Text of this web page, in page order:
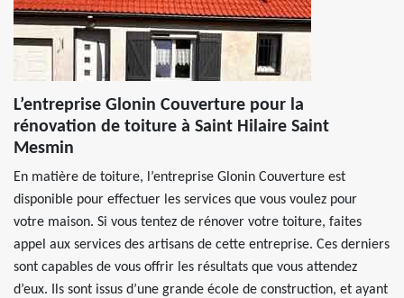
L’entreprise Glonin Couverture pour la
rénovation de toiture à Saint Hilaire Saint
Mesmin
En matière de toiture, l’entreprise Glonin Couverture est
disponible pour effectuer les services que vous voulez pour
votre maison. Si vous tentez de rénover votre toiture, faites
appel aux services des artisans de cette entreprise. Ces derniers
sont capables de vous offrir les résultats que vous attendez
d’eux. Ils sont issus d’une grande école de construction, et ayant